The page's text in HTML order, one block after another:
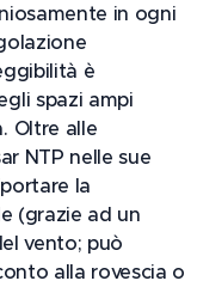
in ogni
è
spazi ampi
Oltre alle
NTP nelle sue
la
(grazie ad un
vento; può
alla rovescia o